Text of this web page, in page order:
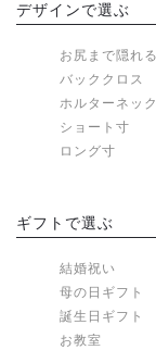
デザインで選ぶ
お尻まで隠れる
バッククロス
ホルターネック
ショート寸
ロング寸
ギフトで選ぶ
結婚祝い
母の日ギフト
誕生日ギフト
お教室